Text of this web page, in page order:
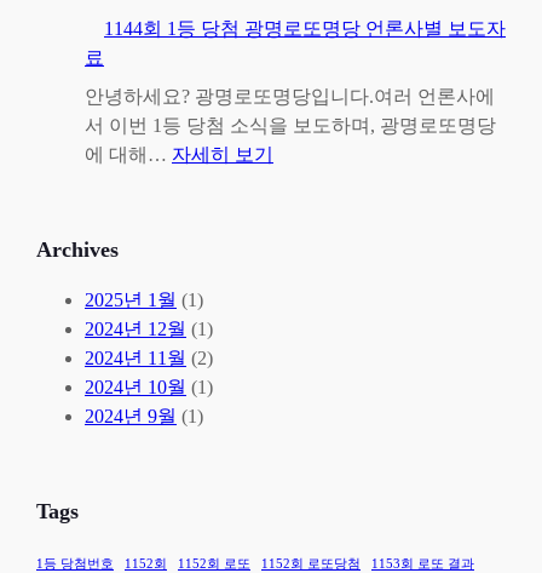
1
3
회
로
첨
1
2
회
로
광
명
로
또
명
등
1144회 1등 당첨 광명로또명당 언론사별 보도자
료
안녕하세요? 광명로또명당입니다.여러 언론사에
서 이번 1등 당첨 소식을 보도하며, 광명로또명당
에 대해… 자세히 보기
명
Archives
2025년 1월 (1)
2024년 12월 (1)
2024년 11월 (2)
2024년 10월 (1)
2024년 9월 (1)
Tags
1등 당첨번호 1152회 1152회 로또 1152회 로또당첨 1153회 로또 결과